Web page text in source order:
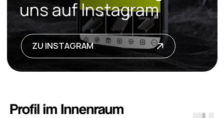
Profil im Innenraum
© 2026 alumineu
Datenschutzerklärung
Versand und Rückgabe